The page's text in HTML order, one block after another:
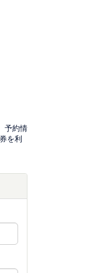
予約情
を利